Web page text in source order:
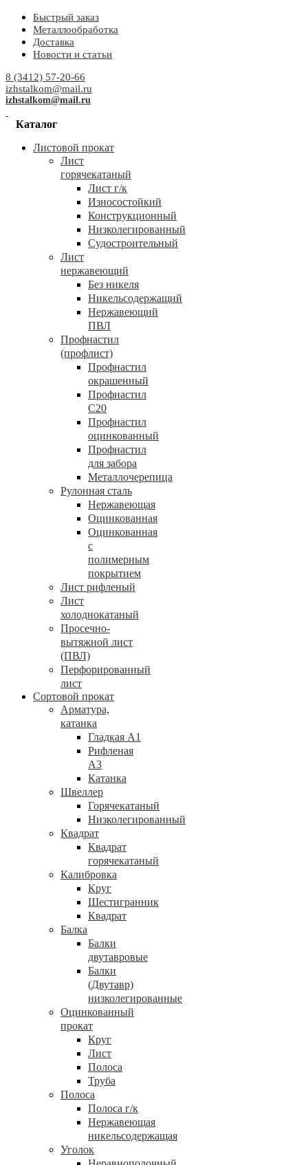
Быстрый заказ
Металлообработка
Доставка
Новости и статьи
8 (3412) 57-20-66
izhstalkom@mail.ru
izhstalkom@mail.ru
Каталог
Листовой прокат
Лист
горячекатаный
Лист г/к
Износостойкий
Конструкционный
Низколегированный
Судостроительный
Лист
нержавеющий
Без никеля
Никельсодержащий
Нержавеющий
ПВЛ
Профнастил
(профлист)
Профнастил
окрашенный
Профнастил
С20
Профнастил
оцинкованный
Профнастил
для забора
Металлочерепица
Рулонная сталь
Нержавеющая
Оцинкованная
Оцинкованная
с
полимерным
покрытием
Лист рифленый
Лист
холоднокатаный
Просечно-
вытяжной лист
(ПВЛ)
Перфорированный
лист
Сортовой прокат
Арматура,
катанка
Гладкая А1
Рифленая
А3
Катанка
Швеллер
Горячекатаный
Низколегированный
Квадрат
Квадрат
горячекатаный
Калибровка
Круг
Шестигранник
Квадрат
Балка
Балки
двутавровые
Балки
(Двутавр)
низколегированные
Оцинкованный
прокат
Круг
Лист
Полоса
Труба
Полоса
Полоса г/к
Нержавеющая
никельсодержащая
Уголок